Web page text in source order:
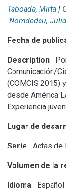
Taboada, Mirta |
Nomdedeu, Julia
Fecha de
Description
Comunicación/
(COMCIS 2015)
desde América
Experiencia
Lugar de
Serie Actas de
Volumen de la
Idioma Español